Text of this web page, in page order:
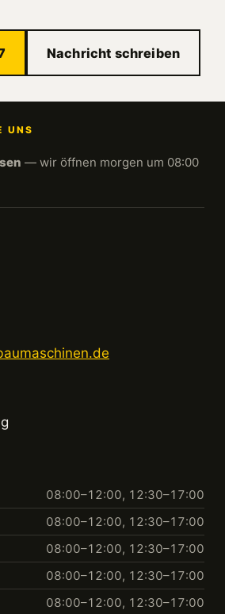
Nachricht schreiben
UNS
— wir öffnen morgen um 08:00
08:00–12:00, 12:30–17:00
08:00–12:00, 12:30–17:00
08:00–12:00, 12:30–17:00
08:00–12:00, 12:30–17:00
08:00–12:00, 12:30–17:00